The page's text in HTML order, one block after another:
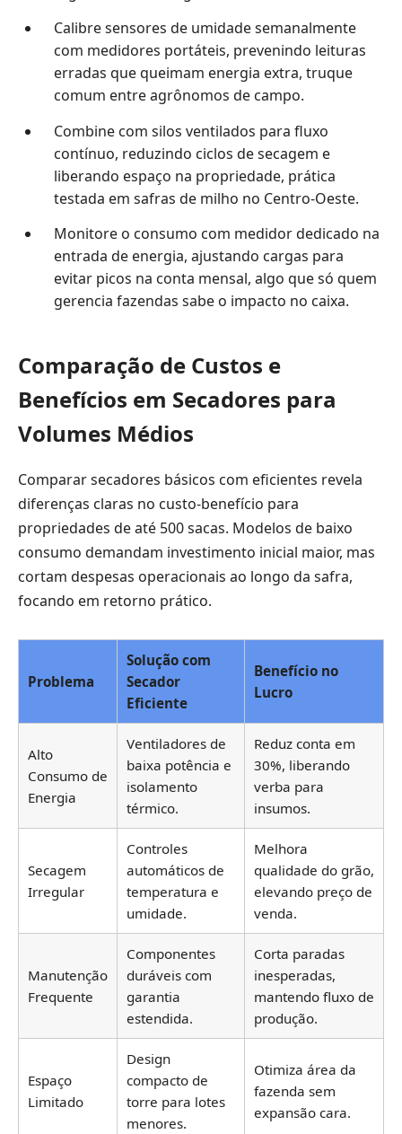
Calibre sensores de umidade semanalmente
com medidores portáteis, prevenindo leituras
erradas que queimam energia extra, truque
comum entre agrônomos de campo.
Combine com silos ventilados para fluxo
contínuo, reduzindo ciclos de secagem e
liberando espaço na propriedade, prática
testada em safras de milho no Centro-Oeste.
Monitore o consumo com medidor dedicado na
entrada de energia, ajustando cargas para
evitar picos na conta mensal, algo que só quem
gerencia fazendas sabe o impacto no caixa.
Comparação de Custos e
Benefícios em Secadores para
Volumes Médios
Comparar secadores básicos com eficientes revela
diferenças claras no custo-benefício para
propriedades de até 500 sacas. Modelos de baixo
consumo demandam investimento inicial maior, mas
cortam despesas operacionais ao longo da safra,
focando em retorno prático.
Problema
Solução com
Secador
Eficiente
Benefício no
Lucro
Alto
Consumo de
Energia
Ventiladores de
baixa potência e
isolamento
térmico.
Reduz conta em
30%, liberando
verba para
insumos.
Secagem
Irregular
Controles
automáticos de
temperatura e
umidade.
Melhora
qualidade do grão,
elevando preço de
venda.
Manutenção
Frequente
Componentes
duráveis com
garantia
estendida.
Corta paradas
inesperadas,
mantendo fluxo de
produção.
Espaço
Limitado
Design
compacto de
torre para lotes
menores.
Otimiza área da
fazenda sem
expansão cara.